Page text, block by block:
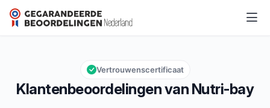
Nutri-bay
Algemene beoordeling: 9,6 van 10
9,6/10
Klantenbeoordelingen van Nutri-bay
Vertrouwenscertificaat